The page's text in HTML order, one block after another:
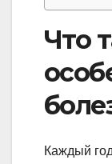
Что
Каждый